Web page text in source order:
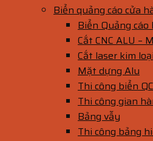
Biển quảng cáo cửa
Biển Quảng cáo
Cắt CNC ALU –
Cắt laser kim
Mặt dựng Alu
Thi công biển
Thi công gian
Bảng vẫy
Thi công bảng